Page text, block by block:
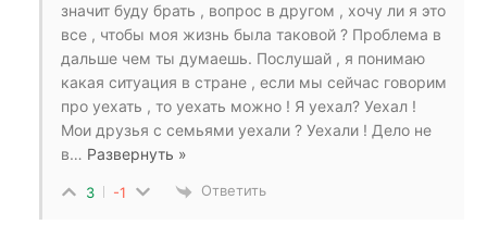
значит буду брать , вопрос в другом , хочу ли я это
все , чтобы моя жизнь была таковой ? Проблема в
дальше чем ты думаешь. Послушай , я понимаю
какая ситуация в стране , если мы сейчас говорим
про уехать , то уехать можно ! Я уехал? Уехал !
Мои друзья с семьями уехали ? Уехали ! Дело не
в… Развернуть »
3 -1 Ответить